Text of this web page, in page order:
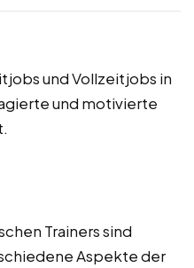
und Vollzeitjobs in
und motivierte
Trainers sind
Aspekte der